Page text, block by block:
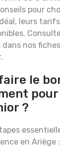
pour
leurs
dans nos
le
?
en Ariège :